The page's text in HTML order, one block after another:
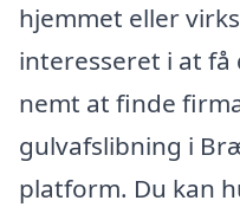
hjemmet eller
interesseret i at
nemt at finde
gulvafslibning i
platform. Du kan